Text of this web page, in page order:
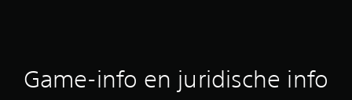
b
Game-info en juridische info